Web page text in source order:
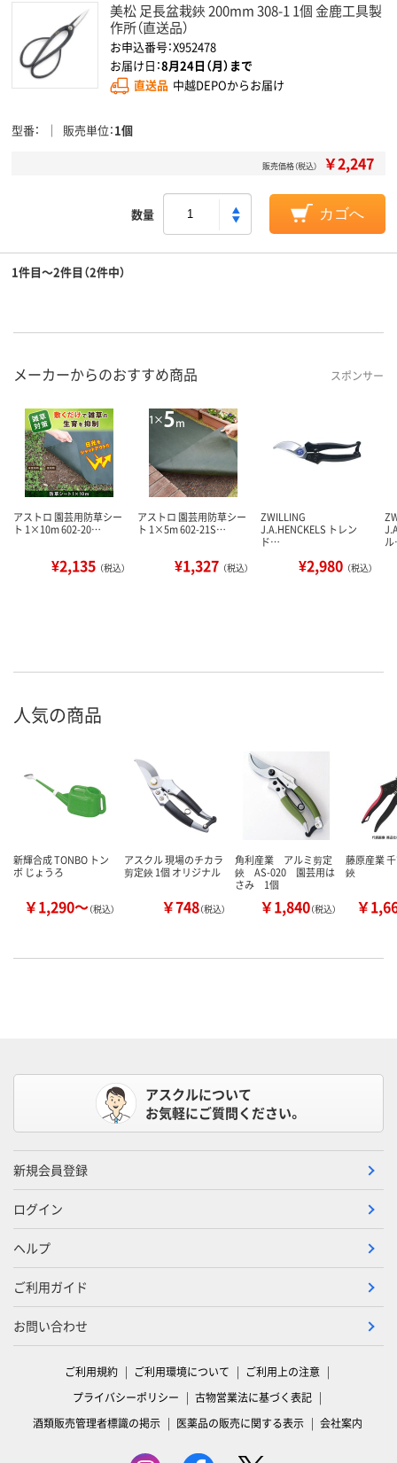
美松 足長盆栽鋏 200mm 308-1 1個 金鹿工具製
作所（直送品）
お申込番号：X952478
お届け日：8月24日（月）まで
直送品 中越DEPOからお届け
型番 販売単位 1個
販売価格（税込） ￥2,247
数量 カゴへ
1件目～2件目（2件中）
メーカーからのおすすめ商品 スポンサー
アストロ 園芸用防草シー
ト 1×10m 602-20…
¥2,135 （税込）
アストロ 園芸用防草シー
ト 1×5m 602-21S…
¥1,327 （税込）
ZWILLING
J.A.HENCKELS トレン
ド…
¥2,980 （税込）
人気の商品
新輝合成 TONBO トン
ボ じょうろ
￥1,290～（税込）
アスクル 現場のチカラ
剪定鋏 1個 オリジナル
￥748（税込）
角利産業 アルミ剪定
鋏 AS-020 園芸用は
さみ 1個
￥1,840（税込）
藤原産業
鋏
￥
アスクルについて
お気軽にご質問ください。
新規会員登録
ログイン
ヘルプ
ご利用ガイド
お問い合わせ
ご利用規約 ご利用環境について
ご利用上の注意
プライバシーポリシー
古物営業法に基づく表記
酒類販売管理者標識の掲示
医薬品の販売に関する表示 会社案内